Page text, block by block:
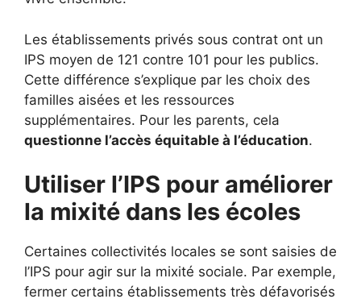
Les établissements privés sous contrat ont un
IPS moyen de 121 contre 101 pour les publics.
Cette différence s’explique par les choix des
familles aisées et les ressources
supplémentaires. Pour les parents, cela
questionne l’accès équitable à l’éducation.
Utiliser l’IPS pour améliorer
la mixité dans les écoles
Certaines collectivités locales se sont saisies de
l’IPS pour agir sur la mixité sociale. Par exemple,
fermer certains établissements très défavorisés